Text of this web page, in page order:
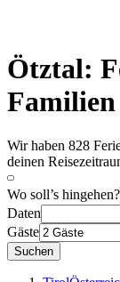
Ötztal:
Familien
Wir haben 828
deinen
Wo soll’s hingehen?
Daten
Gäste
Suchen